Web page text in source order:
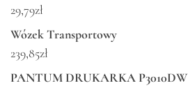
29,79zł
Wózek Transportowy
239,85zł
PANTUM DRUKARKA P3010DW